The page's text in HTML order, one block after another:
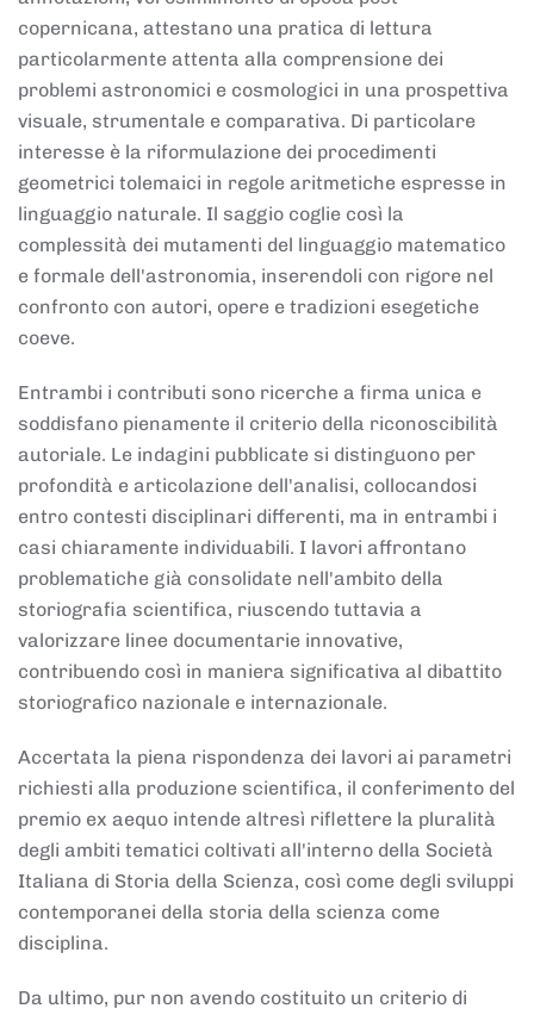
copernicana, attestano una pratica di lettura
particolarmente attenta alla comprensione dei
problemi astronomici e cosmologici in una prospettiva
visuale, strumentale e comparativa. Di particolare
interesse è la riformulazione dei procedimenti
geometrici tolemaici in regole aritmetiche espresse in
linguaggio naturale. Il saggio coglie così la
complessità dei mutamenti del linguaggio matematico
e formale dell'astronomia, inserendoli con rigore nel
confronto con autori, opere e tradizioni esegetiche
coeve.
Entrambi i contributi sono ricerche a firma unica e
soddisfano pienamente il criterio della riconoscibilità
autoriale. Le indagini pubblicate si distinguono per
profondità e articolazione dell'analisi, collocandosi
entro contesti disciplinari differenti, ma in entrambi i
casi chiaramente individuabili. I lavori affrontano
problematiche già consolidate nell'ambito della
storiografia scientifica, riuscendo tuttavia a
valorizzare linee documentarie innovative,
contribuendo così in maniera significativa al dibattito
storiografico nazionale e internazionale.
Accertata la piena rispondenza dei lavori ai parametri
richiesti alla produzione scientifica, il conferimento del
premio ex aequo intende altresì riflettere la pluralità
degli ambiti tematici coltivati all'interno della Società
Italiana di Storia della Scienza, così come degli sviluppi
contemporanei della storia della scienza come
disciplina.
Da ultimo, pur non avendo costituito un criterio di